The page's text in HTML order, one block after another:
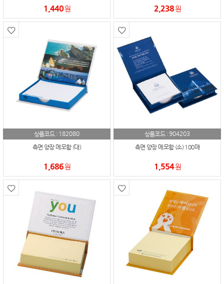
1,440원 2,238원
상품코드 : 182080
측면 양장 메모함 (대)
1,686원
상품코드 :904203
측면 양장 메모함 (소) 100매
1,554원